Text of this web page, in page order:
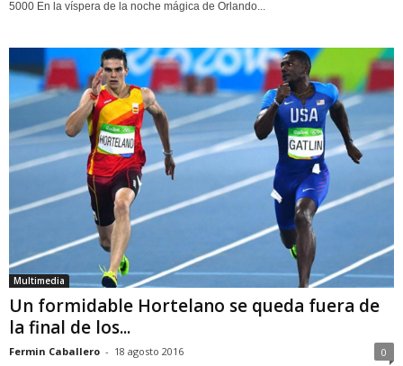
5000 En la víspera de la noche mágica de Orlando...
Multimedia
Un formidable Hortelano se queda fuera de
la final de los...
Fermin Caballero - 18 agosto 2016 0